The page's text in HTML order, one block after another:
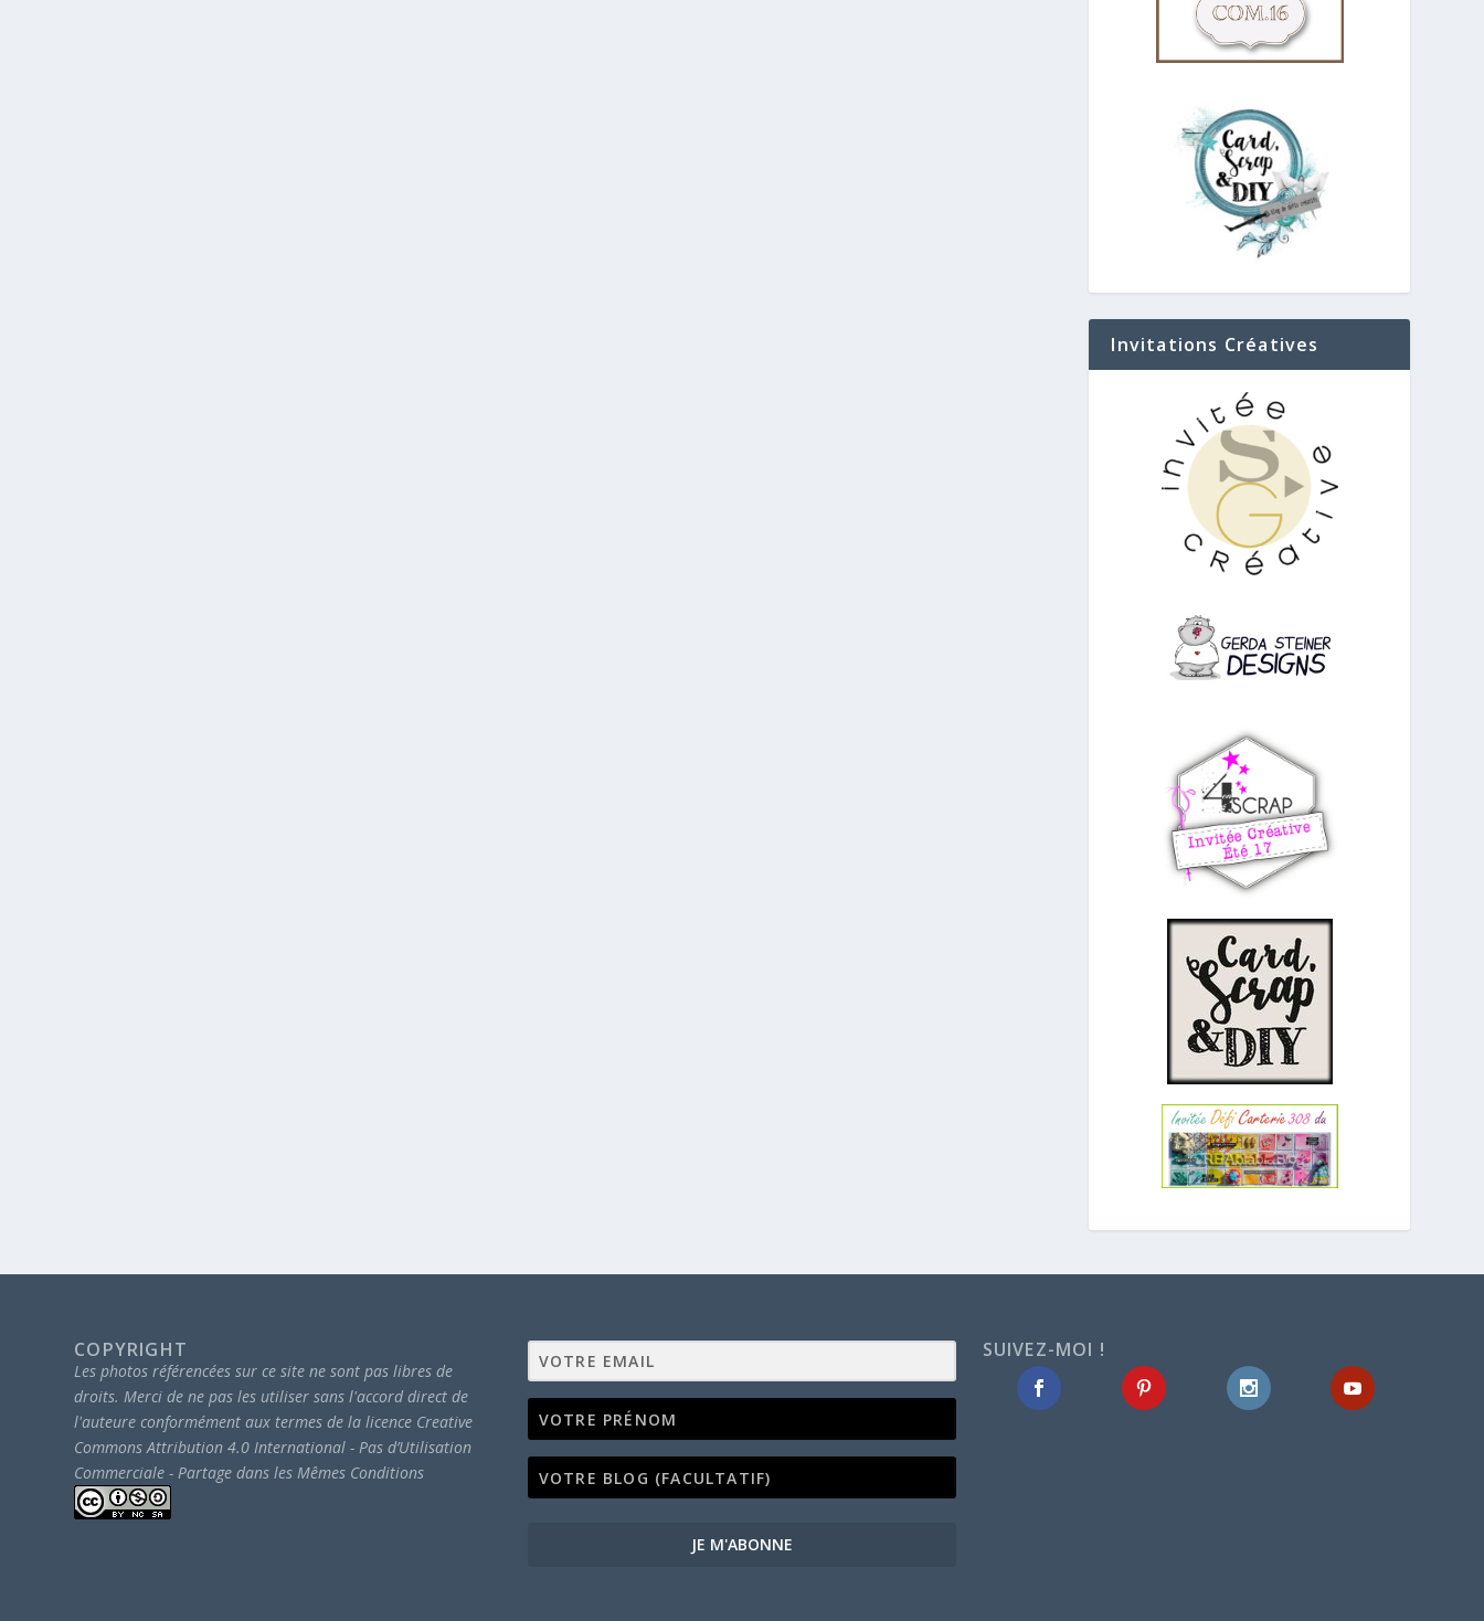
Invitations Créatives
COPYRIGHT
Les photos référencées sur ce site ne sont pas libres de
droits. Merci de ne pas les utiliser sans l'accord direct de
l'auteure conformément aux termes de la licence Creative
Commons Attribution 4.0 International - Pas d’Utilisation
Commerciale - Partage dans les Mêmes Conditions
JE M'ABONNE
SUIVEZ-MOI !